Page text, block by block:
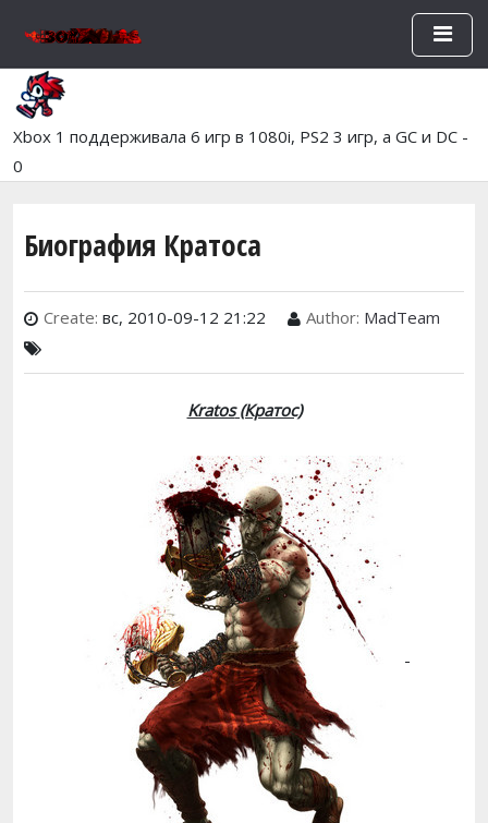
Перейти к основному
Xbox 1 поддерживала 6 игр в 1080i, PS2 3 игр, а GC и DC -
0
Биография Кратоса
Create: вс, 2010-09-12 21:22 Author: MadTeam
Kratos(Кратос)